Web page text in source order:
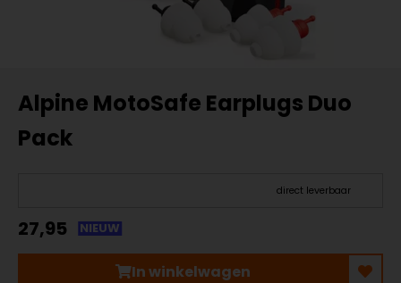
Alpine MotoSafe Earplugs Duo
Pack
direct leverbaar
27,95 NIEUW
In winkelwagen